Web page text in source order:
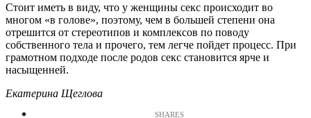
Стоит иметь в виду, что у женщины секс происходит во
многом «в голове», поэтому, чем в большей степени она
отрешится от стереотипов и комплексов по поводу
собственного тела и прочего, тем легче пойдет процесс. При
грамотном подходе после родов секс становится ярче и
насыщенней.
Екатерина Щеглова